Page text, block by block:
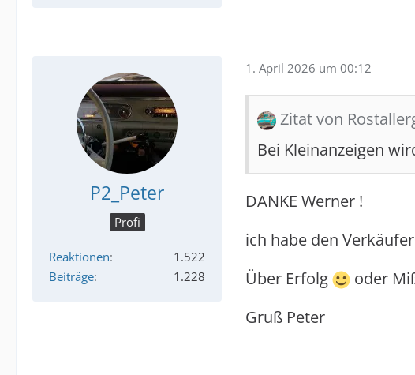
P2_Peter
Profi
Reaktionen
1.522
Beiträge
1.228
1. April 2026 um 00:12
Zitat von
Bei Kleinanzeigen
DANKE Werner !
ich habe den
Über Erfolg
oder
Gruß Peter